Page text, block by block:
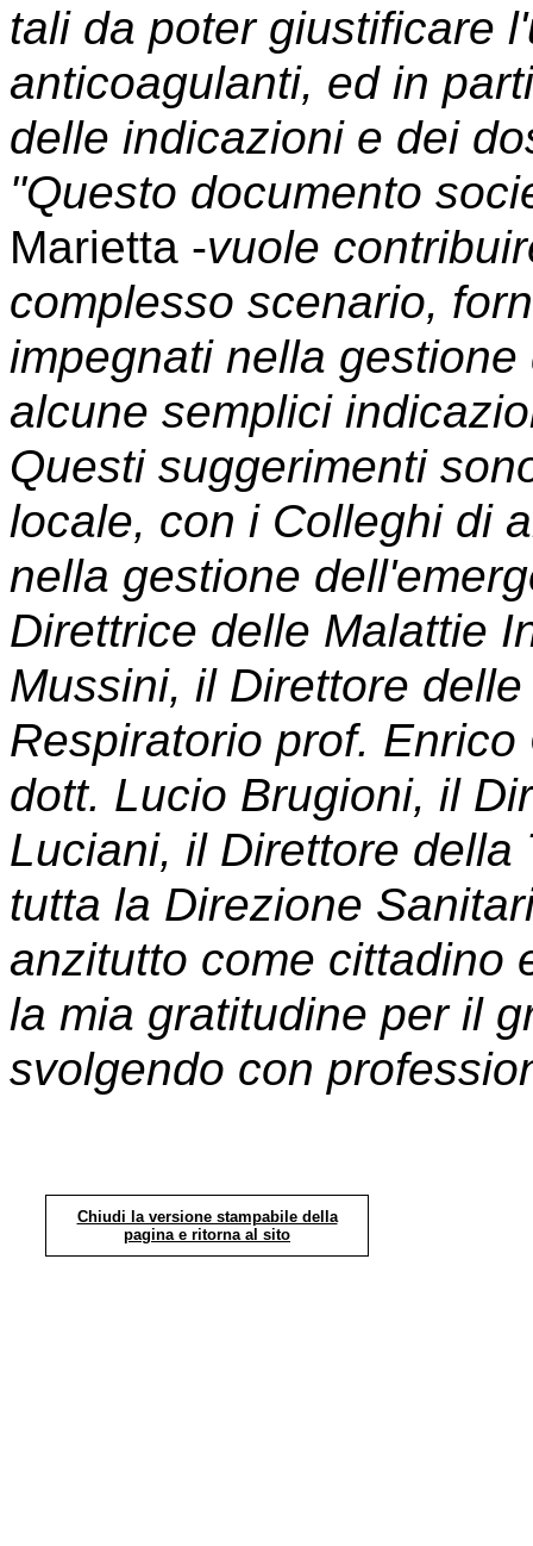
tali da poter giustificare
anticoagulanti, ed in
delle indicazioni e dei
"Questo documento
Marietta -vuole
complesso scenario,
impegnati nella
alcune semplici
Questi suggerimenti
locale, con i Colleghi di
nella gestione
Direttrice delle Malattie
Mussini, il Direttore
Respiratorio prof.
dott. Lucio Brugioni, il
Luciani, il Direttore della
tutta la Direzione
anzitutto come cittadino
la mia gratitudine per il
svolgendo con
Chiudi la versione stampabile della
pagina e ritorna al sito